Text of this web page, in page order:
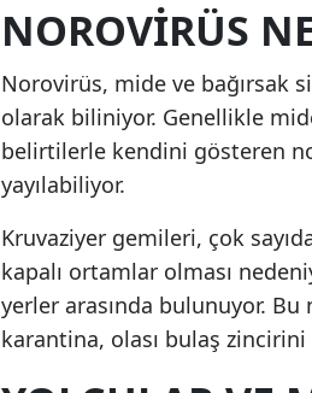
NOROVIRÜS
Norovirüs, mide ve bağırsak
olarak biliniyor. Genellikle
belirtilerle kendini gösteren
yayılabiliyor.
Kruvaziyer gemileri, çok
kapalı ortamlar olması
yerler arasında bulunuyor.
karantina, olası bulaş